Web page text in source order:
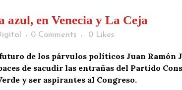
en Venecia y La Ceja
0 Comments 0 Likes
de los párvulos políticos Juan Ramón
de sacudir las entrañas del Partido
y ser aspirantes al Congreso.